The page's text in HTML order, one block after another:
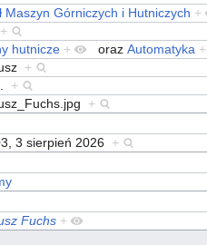
Maszyn Górniczych i Hutniczych +
+
hutnicze + orazAutomatyka +
+
+
+
3 sierpień 2026
+
Fuchs +